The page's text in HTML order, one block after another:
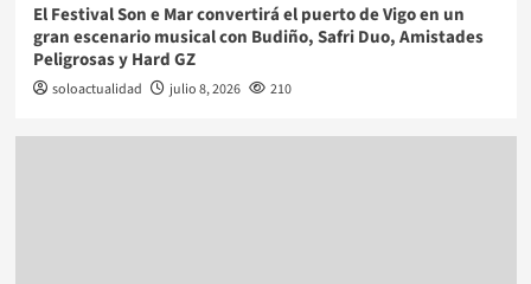
El Festival Son e Mar convertirá el puerto de Vigo en un
gran escenario musical con Budiño, Safri Duo, Amistades
Peligrosas y Hard GZ
soloactualidad julio 8, 2026 210